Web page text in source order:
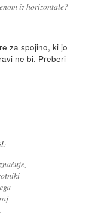
iz horizontale?
za spojino, ki jo
ne bi. Preberi
: